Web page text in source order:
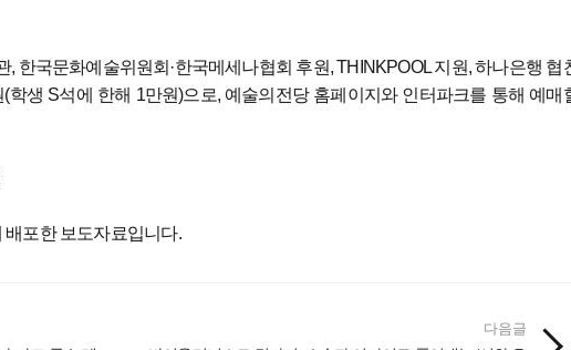
, 한국문화예술위원회·한국메세나협회 후원, THINKPOOL 지원, 하나은행 협
학생 S석에 한해 1만원)으로, 예술의전당 홈페이지와 인터파크를 통해 예매
배포한 보도자료입니다.
다음글